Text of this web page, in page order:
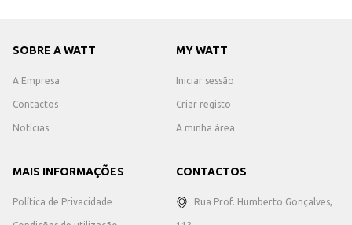
SOBRE A WATT
A Empresa
Contactos
Notícias
MY WATT
Iniciar sessão
Criar registo
A minha área
MAIS INFORMAÇÕES
Política de Privacidade
CONTACTOS
Rua Prof. Humberto Gonçalves,